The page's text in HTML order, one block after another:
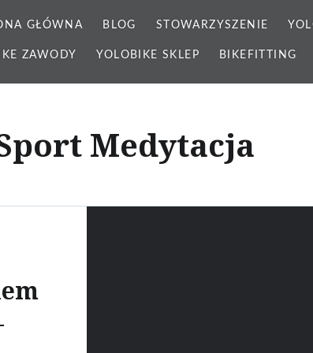
GŁÓWNA BLOG STOWARZYSZENIE
ZAWODY YOLOBIKE SKLEP BIKEFITTING
Medytacja